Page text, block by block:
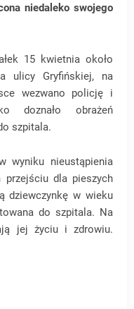
niedaleko swojego
15 kwietnia około
ulicy Gryfińskiej, na
wezwano policję i
doznało obrażeń
szpitala.
wyniku nieustąpienia
przejściu dla pieszych
dziewczynkę w wieku
do szpitala. Na
jej życiu i zdrowiu.